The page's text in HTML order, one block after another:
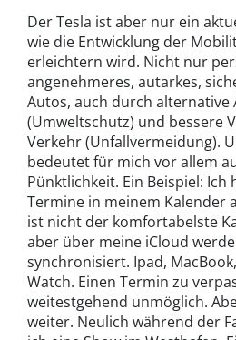
Der Tesla ist aber nur ein
wie die Entwicklung der
erleichtern wird. Nicht nur
angenehmeres, autarkes,
Autos, auch durch alternative
(Umweltschutz) und bessere
Verkehr (Unfallvermeidung).
bedeutet für mich vor allem
Pünktlichkeit. Ein Beispiel: Ich
Termine in meinem Kalender
ist nicht der komfortabelste
aber über meine iCloud
synchronisiert. Ipad,
Watch. Einen Termin zu
weitestgehend unmöglich.
weiter. Neulich während der